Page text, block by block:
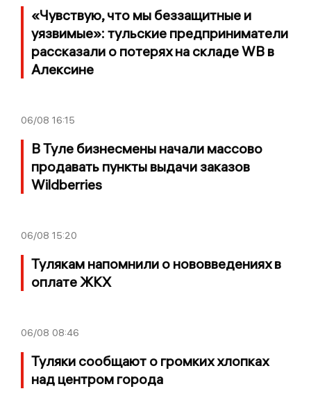
«Чувствую, что мы беззащитные и
уязвимые»: тульские предприниматели
рассказали о потерях на складе WB в
Алексине
06/08 16:15
В Туле бизнесмены начали массово
продавать пункты выдачи заказов
Wildberries
06/08 15:20
Тулякам напомнили о нововведениях в
оплате ЖКХ
06/08 08:46
Туляки сообщают о громких хлопках
над центром города